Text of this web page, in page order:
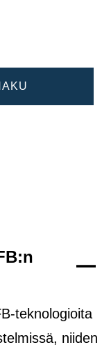
teknologioita
niiden